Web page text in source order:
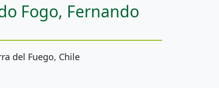
Fogo, Fernando
del Fuego, Chile